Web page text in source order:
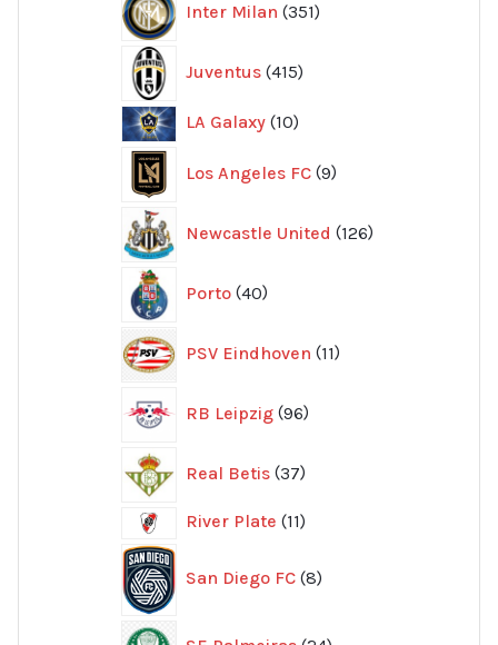
Inter Milan 351
produkter
Juventus 415
produkter
LA Galaxy 1010
Los Angeles FC 9
produkter
Newcastle United 126
produkter
Porto 40
produkter
PSV Eindhoven 11
produkter
RB Leipzig 96
produkter
Real Betis 37
produkter
River Plate 1111
San Diego FC 8produkter